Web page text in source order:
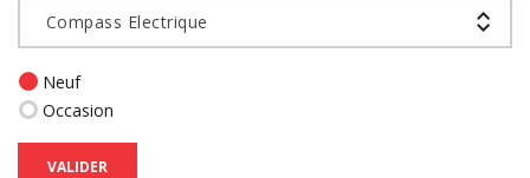
Compass Electrique
Neuf
Occasion
VALIDER